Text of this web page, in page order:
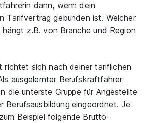
dann, wenn dein
Tarifvertrag gebunden ist. Welcher
z.B. von Branche und Region
richtet sich nach deiner tariflichen
ausgelernter Berufskraftfahrer
die unterste Gruppe für Angestellte
Berufsausbildung eingeordnet. Je
Beispiel folgende Brutto-